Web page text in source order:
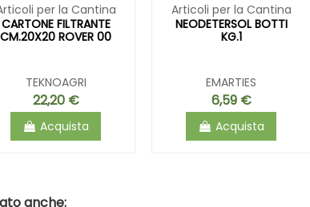
per la Cantina
CARTONE FILTRANTE
CM.20X20 ROVER 00
TEKNOAGRI
22,20 €
Acquista
Articoli per la Cantina
NEODETERSOL BOTTI
KG.1
EMARTIES
6,59 €
Acquista
anche: